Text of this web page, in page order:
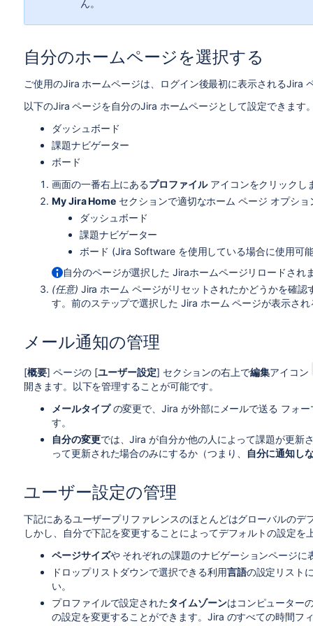
ん。
自分のホームページを選択する
ご使用のJira ホームページは、ログイン後最初に表示されるJira
以下のJira ページを自分のJira ホームページとして設定できます
ダッシュボード
課題ナビゲーター
ボード
画面の一番右上にあるプロファイルアイコンをクリックし
MyJiraHome セクションで適切なホーム ページ オプシ
ダッシュボード
課題ナビゲーター
ボード (Jira Software を使用している場合に使用可
自分のページが選択したJiraホームページリロードされ
(任意) Jira ホーム ページがリセットされたかどうかを確認
す。前のステップで選択したJira ホーム ページが表示さ
メール通知の管理
[概要] ページの [ユーザー設定] セクションの右上で編集アイコン
開きます。以下を管理することが可能です。
メールタイプの変更で、Jira が外部にメールで送る フォ
す。
自分の変更では、Jira が自分か他の人によって課題が更新
って更新された場合のみにするか（つまり、
自分に通知し
ユーザー設定の管理
下記にあるユーザープリファレンスのほとんどはグローバルの
しかし、自分で下記を変更することによってデフォルトの設定
ページサイズや それぞれの課題のナビゲーションページに
ドロップリストダウンで選択できる利用言語の設定 リスト
い。
プロファイルで設定されたタイムゾーンはコンピューター
の設定を変更することができます。Jira のすべての時間フ